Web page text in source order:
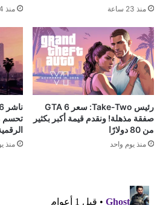
منذ 23 ساعة منذ 24 ساعة
رئيس Take-Two: سعر GTA 6
صفقة مذهلة! ونقدم قيمة أكبر بكثير
من 80 دولارًا
منذ يوم واحد
تحسم
منذ